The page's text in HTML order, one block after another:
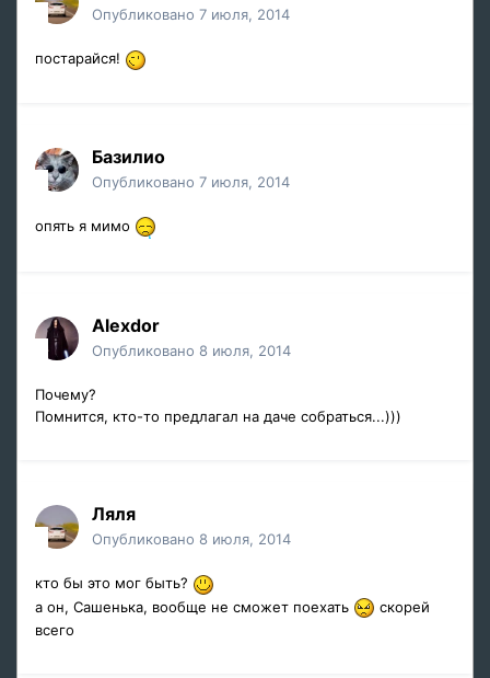
Опубликовано 7 июля, 2014
постарайся!
Базилио
Опубликовано 7 июля, 2014
опять я мимо
Alexdor
Опубликовано 8 июля, 2014
Почему?
Помнится, кто-то предлагал на даче собраться...)))
Ляля
Опубликовано 8 июля, 2014
кто бы это мог быть?
а он, Сашенька, вообще не сможет поехать
скорей
всего